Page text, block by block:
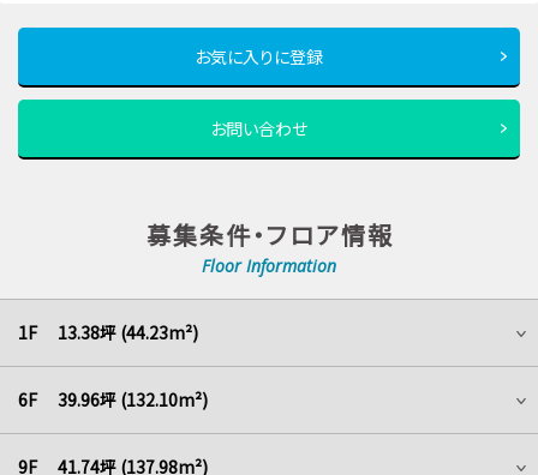
お気に入りに登録
お問い合わせ
募集条件・フロア情報
Floor Information
1F 13.38坪 (44.23m²)
6F 39.96坪 (132.10m²)
9F 41.74坪 (137.98m²)